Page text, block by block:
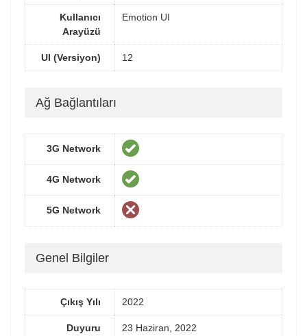
Kullanıcı
Arayüzü
Emotion UI
UI (Versiyon) 12
Ağ Bağlantıları
3G Network
4G Network
5G Network
Genel Bilgiler
Çıkış Yılı 2022
Duyuru
23 Haziran, 2022